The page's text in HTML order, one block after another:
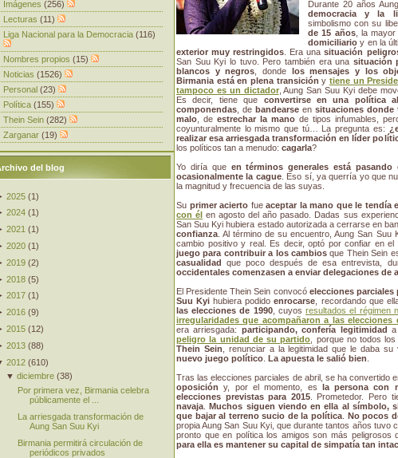
Durante 20 años
democracia y la
simbolismo con su
de 15 años, la mayor
domiciliario y en la
exterior muy restringidos . Era unasituación
San Suu Kyi lo tuvo. Pero también era una situación
blancos y negros , donde los mensajes y los
Birmania está en plena transición y tiene un
tampoco es un dictador, Aung San Suu Kyi debe
Es decir, tiene que convertirse en una política
componendas , de bandearse en situaciones donde
malo , de estrechar la mano de tipos infumables,
coyunturalmente lo mismo que tú… La pregunta es:
realizar esa arriesgada transformación en líder
los políticos tan a menudo: cagarla?
Yo diría que en términos generales está
ocasionalmente la cague. Eso sí, ya querría yo que
la magnitud y frecuencia de las suyas.
Su primer acierto fueaceptar la mano que le tendía
con él en agosto del año pasado. Dadas sus
San Suu Kyi hubiera estado autorizada a cerrarse en
confianza . Al término de su encuentro, Aung San
cambio positivo y real. Es decir, optó por confiar en el
juego para contribuir a los cambios que Thein Sein
casualidad
que poco después de esa entrevista,
occidentales comenzasen a enviar delegaciones de
El Presidente Thein Sein convocó elecciones parciales
Suu Kyi hubiera podidoenrocarse , recordando que
las elecciones de 1990, cuyosresultados el régimen
irregularidades que acompañaron a las elecciones
era arriesgada: participando, confería legitimidad
peligro la unidad de su partido , porque no todos
Thein Sein , renunciar a la legitimidad que le daba
nuevo juego político
La apuesta le salió bien
Tras las elecciones parciales de abril, se ha convertido
oposición y, por el momento, es
la persona con
elecciones previstas para 2015. Prometedor. Pero
navaja
Muchos siguen viendo en ella al símbolo,
que bajar al terreno sucio de la política
No pocos
propia Aung San Suu Kyi, que durante tantos años tuvo
pronto que en política los amigos son más peligrosos
para ella es mantener su capital de simpatía tan
Imágenes (256)
Lecturas (11)
Liga Nacional para la Democracia (116)
Nombres propios (15)
Noticias (1526)
Personal (23)
Política (155)
Thein Sein (282)
Zarganar (19)
del blog
2025 (1)
2024 (1 )
2021 (1)
2020 (1)
2019 (2)
2018 (5)
2017 (1 )
2016 (9)
2015 (12)
2013 (88)
2012 (610)
▼diciembre (38)
Por primera vez, Birmania celebra
públicamente el ...
La arriesgada transformación de
Aung San Suu Kyi
Birmania permitirá circulación de
periódicos privados